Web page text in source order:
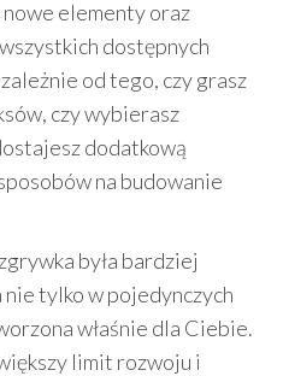
elementy oraz
dostępnych
od tego, czy grasz
czy wybierasz
dodatkową
na budowanie
była bardziej
nie tylko w pojedynczych
właśnie dla Ciebie.
limit rozwoju i